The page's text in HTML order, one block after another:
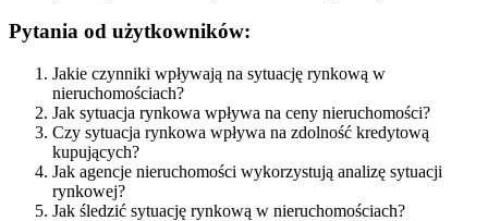
Pytania od użytkowników:
Jakie czynniki wpływają na sytuację rynkową w
nieruchomościach?
Jak sytuacja rynkowa wpływa na ceny nieruchomości?
Czy sytuacja rynkowa wpływa na zdolność kredytową
kupujących?
Jak agencje nieruchomości wykorzystują analizę sytuacji
rynkowej?
Jak śledzić sytuację rynkową w nieruchomościach?